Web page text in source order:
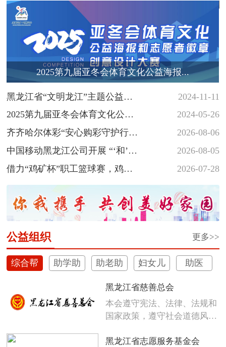
2025第九届亚冬会体育文化公益海报...
2024-11-11
黑龙江省“文明龙江”主题公益广
告征集展示活动
2024-05-26
2025第九届亚冬会体育文化公益
海报和志愿者徽章创意设计大
赛...
2026-08-06
齐齐哈尔体彩“安心购彩守护行
动”落地省十六运会羽毛球赛场
2026-08-05
中国移动黑龙江公司开展 “‘和’你
一起 反诈‘童’行” 少年...
2026-07-28
借力“鸡矿杯”职工篮球赛，鸡西
体彩深植安心购彩守护行动
更多>>
公益组织
综合帮
助学助
助老助
妇女儿
助医
黑龙江省慈善总会
本会遵守宪法、法律、法规和
国家政策，遵守社会道德风
黑龙江省志愿服务基金会